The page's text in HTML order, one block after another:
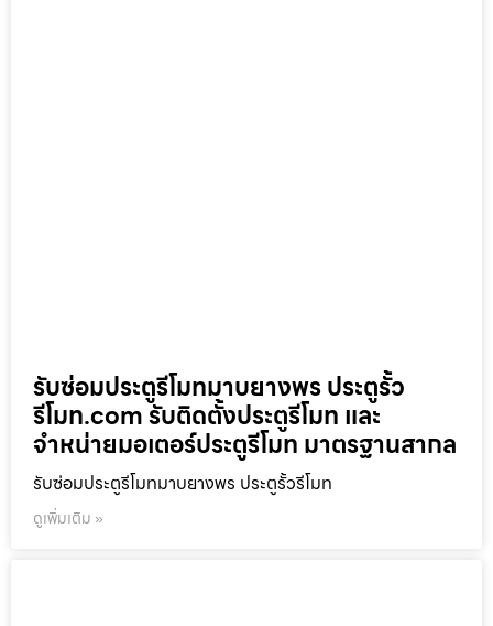
รับซ่อมประตูรีโมทมาบยางพร ประตูรั้ว
รีโมท.com รับติดตั้งประตูรีโมท และ
จำหน่ายมอเตอร์ประตูรีโมท มาตรฐานสากล
รับซ่อมประตูรีโมทมาบยางพร ประตูรั้วรีโมท
ดูเพิ่มเติม »